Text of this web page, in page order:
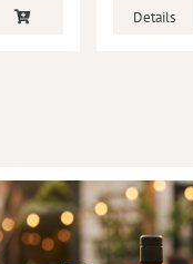
Details